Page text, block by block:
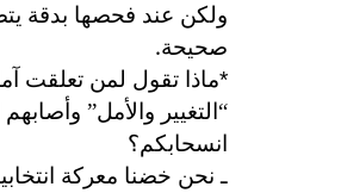
ولكن عند فحصها بدقة
صحيحة.
*ماذا تقول لمن تعلقت
“التغيير والأمل”
انسحابكم؟
ـ نحن خضنا معركة